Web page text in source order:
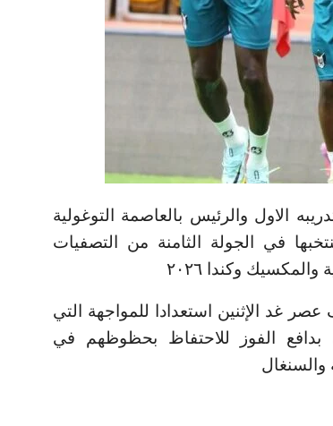
الاول والرئيس بالعاصمة التوغولية
في الجولة الثامنة من التصفيات
وكندا ٢٠٢٦
غد الإثنين استعدادا للمواجهة التي
بدافع الفوز للاحتفاظ بحظوظهم في
والسنغال